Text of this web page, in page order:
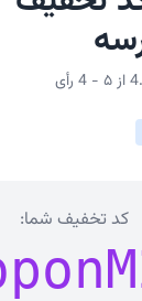
کد تخفیف شما: